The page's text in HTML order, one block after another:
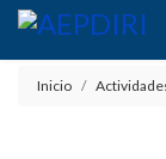
Inicio